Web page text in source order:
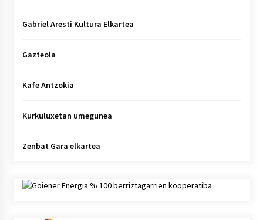
Gabriel Aresti Kultura Elkartea
Gazteola
Kafe Antzokia
Kurkuluxetan umegunea
Zenbat Gara elkartea